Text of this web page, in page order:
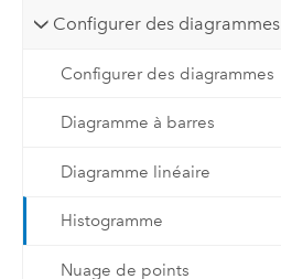
Configurer des diagrammes
Configurer des diagrammes
Diagramme à barres
Diagramme linéaire
Histogramme
Nuage de points